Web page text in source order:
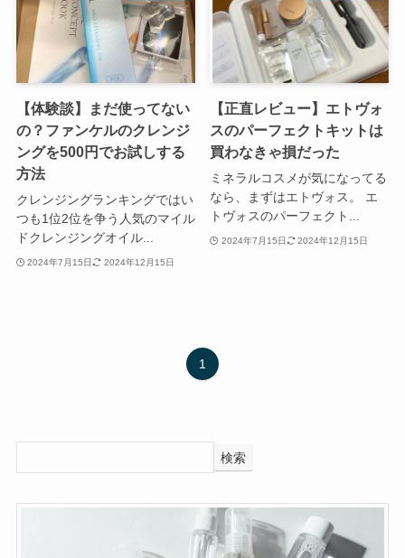
【体験談】まだ使ってない
の？ファンケルのクレンジ
ングを500円でお試しする
方法
クレンジングランキングではい
つも1位2位を争う人気のマイル
ドクレンジングオイル...
2024年7月15日 2024年12月15日
【正直レビュー】エトヴォ
スのパーフェクトキットは
買わなきゃ損だった
ミネラルコスメが気になってる
なら、まずはエトヴォス。 エ
トヴォスのパーフェクト...
2024年7月15日 2024年12月15日
1
検索